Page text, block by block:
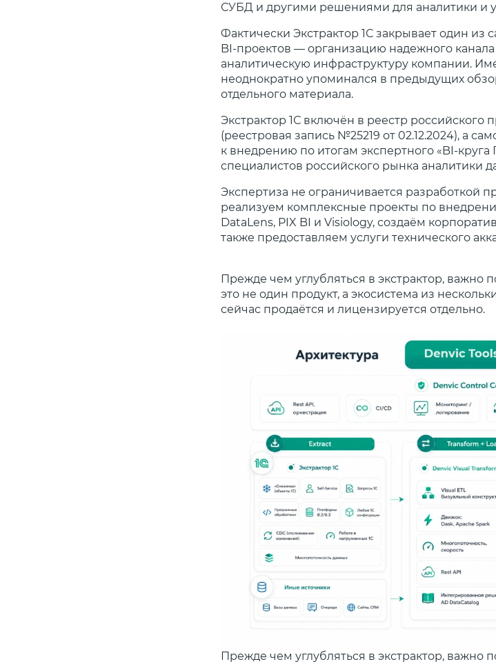
СУБД и другими решениями для аналитики и
Фактически Экстрактор 1С закрывает один из
BI-проектов — организацию надежного
аналитическую инфраструктуру компании.
неоднократно упоминался в предыдущих
отдельного материала.
Экстрактор 1С включён в реестр российского
(реестровая запись №25219 от 02.12.2024), а
к внедрению по итогам экспертного «BI-
специалистов российского рынка аналитики
Экспертиза не ограничивается разработкой
реализуем комплексные проекты по
DataLens, PIX BI и Visiology, создаём
также предоставляем услуги технического
Прежде чем углубляться в экстрактор, важно
это не один продукт, а экосистема из
сейчас продаётся и лицензируется отдельно.
Прежде чем углубляться в экстрактор, важно